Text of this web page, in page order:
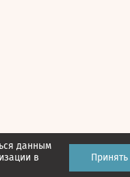
данным
в
Принять